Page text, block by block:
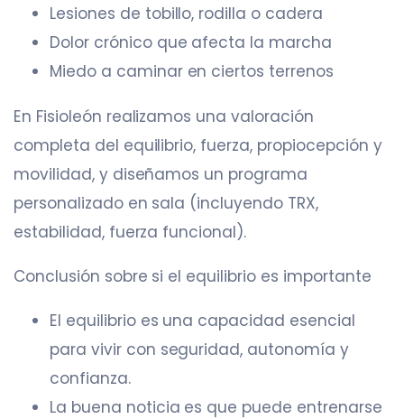
Lesiones de tobillo, rodilla o cadera
Dolor crónico que afecta la marcha
Miedo a caminar en ciertos terrenos
En Fisioleón realizamos una valoración
completa del equilibrio, fuerza, propiocepción y
movilidad, y diseñamos un programa
personalizado en sala (incluyendo TRX,
estabilidad, fuerza funcional).
Conclusión sobre si el equilibrio es importante
El equilibrio es una capacidad esencial
para vivir con seguridad, autonomía y
confianza.
La buena noticia es que puede entrenarse